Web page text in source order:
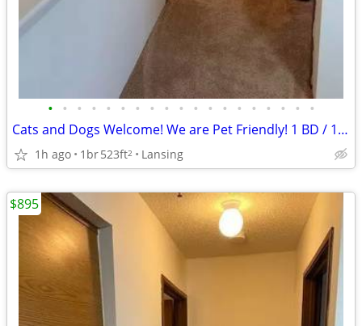
• • • • • • • • • • • • • • • • • • •
Cats and Dogs Welcome! We are Pet Friendly! 1 BD / 1 BA
1h ago 1br523ft2 Lansing
$895